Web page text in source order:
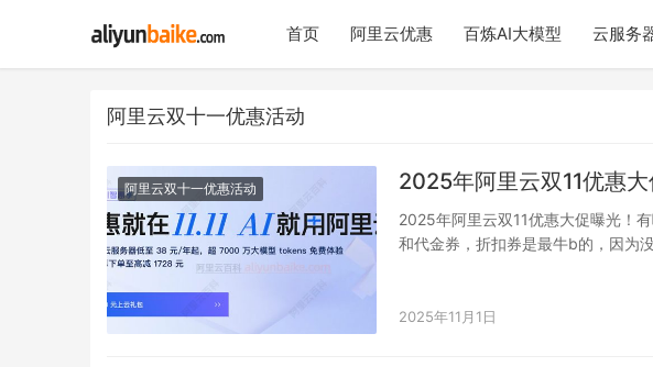
首页 阿里云优惠 百炼AI大模型 云服务
阿里云双十一优惠活动
阿里云双十一优惠活动 2025年阿里云双11优惠
2025年阿里云双11优惠大促曝光！
和代金券，折扣券是最牛b的，因为
2025年11月1日